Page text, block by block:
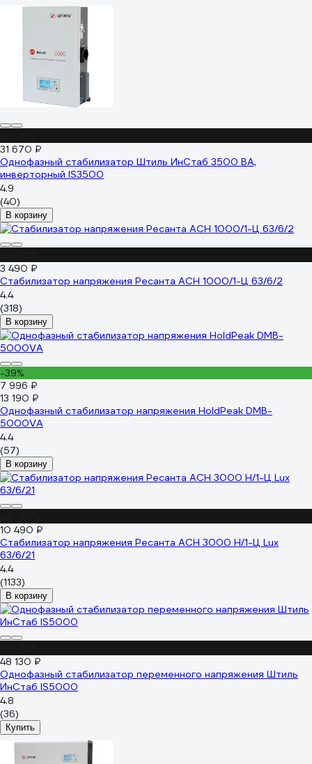
31 670 ₽
Однофазный стабилизатор Штиль ИнСтаб 3500 ВА,
инверторный IS3500
4.9
(40)
В корзину
3 490 ₽
Стабилизатор напряжения Ресанта АСН 1000/1-Ц 63/6/2
4.4
(318)
В корзину
-39%
7 996 ₽
13 190 ₽
Однофазный стабилизатор напряжения HoldPeak DMB-
5000VA
4.4
(57)
В корзину
10 490 ₽
Стабилизатор напряжения Ресанта АСН 3000 Н/1-Ц Lux
63/6/21
4.4
(1133)
В корзину
48 130 ₽
Однофазный стабилизатор переменного напряжения Штиль
ИнСтаб IS5000
4.8
(36)
Купить